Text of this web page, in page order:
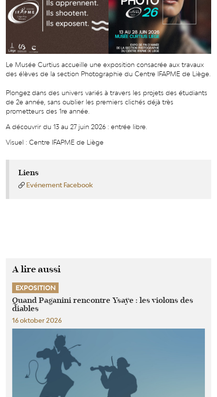
Le Musée Curtius accueille une exposition consacrée aux travaux
des élèves de la section Photographie du Centre IFAPME de Liège.
Plongez dans des univers variés à travers les projets des étudiants
de 2e année, sans oublier les premiers clichés déjà très
prometteurs des 1re année.
A découvrir du 13 au 27 juin 2026 : entrée libre.
Visuel : Centre IFAPME de Liège
Liens
Evénement Facebook
A lire aussi
EXPOSITION
Quand Paganini rencontre Ysaÿe : les violons des
diables
16 oktober 2026